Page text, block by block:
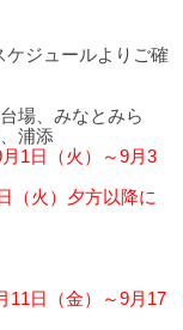
ジュールよりご確
場、みなとみら
浦添
1日（火）～9月3
（火）夕方以降に
11日（金）～9月17